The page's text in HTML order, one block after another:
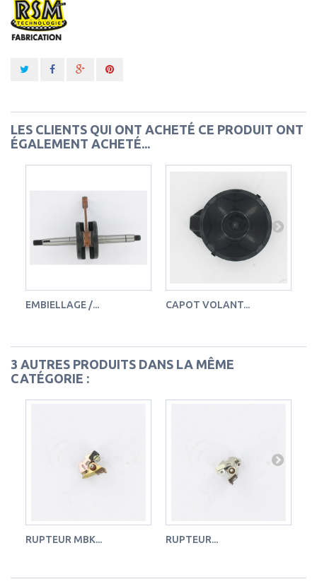
LES CLIENTS QUI ONT ACHETÉ CE PRODUIT ONT
ÉGALEMENT ACHETÉ...
EMBIELLAGE /... CAPOT VOLANT...
3 AUTRES PRODUITS DANS LA MÊME
CATÉGORIE :
RUPTEUR MBK... RUPTEUR...